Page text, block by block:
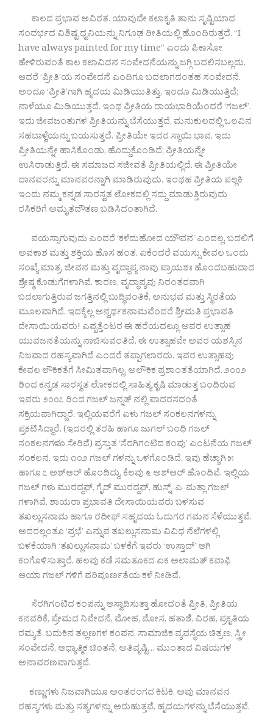
ಕಾಲದ ಪ್ರಭಾವ ಅವಿರತ. ಯಾವುದೇ ಕಲಾಕೃತಿ ತಾನು ಸೃಷ್ಟಿಯಾದ
ಸಂದರ್ಭದ ವಿಶಿಷ್ಟ ಧ್ವನಿಯನ್ನು ನಿಗೂಢ ರೀತಿಯಲ್ಲಿ ಹೊಂದಿರುತ್ತದೆ. “I
have always painted for my time” ಎಂದು ಪಿಕಾಸೋ
ಹೇಳಿರುವಂತೆ ಕಾಲ ಕಲಾವಿದನ ಸಂವೇದನೆಯನ್ನು ಜಗ್ಗಿ ಬದಲಿಸಬಲ್ಲದು.
ಆದರೆ ‘ಪ್ರೀತಿ’ಯ ಸಂವೇದನೆ ಎಂದಿಗೂ ಬದಲಾಗದಂತಹ ಸಂವೇದನೆ.
ಅಂದೂ ‘ಪ್ರೀತಿ’ಗಾಗಿ ಹೃದಯ ಮಿಡಿಯುತಿತ್ತು, ಇಂದೂ ಮಿಡಿಯುತ್ತಿದೆ;
ನಾಳೆಯೂ ಮಿಡಿಯುತ್ತದೆ. ಇಂಥ ಪ್ರೀತಿಯ ರಾಯಭಾರಿಯೆಂದರೆ ‘ಗಜಲ್’.
ಇದು ಜೀವಜಂತುಗಳ ಪ್ರೀತಿಯನ್ನು ಬೆಸೆಯುತ್ತದೆ, ಮನುಕುಲದಲ್ಲಿ ಒಲವಿನ
ಸಹಬಾಳ್ವೆಯನ್ನು ಬಯಸುತ್ತದೆ. ಪ್ರೀತಿಯೇ ಇದರ ಸ್ಥಾಯಿ ಭಾವ. ಇದು
ಪ್ರೀತಿಯನ್ನೇ ಹಾಸಿಕೊಂಡು, ಹೊದ್ದುಕೊಂಡಿದೆ; ಪ್ರೀತಿಯನ್ನೇ
ಉಸಿರಾಡುತ್ತಿದೆ. ಈ ಸಮಾಜದ ಸಜೀವತೆ ಪ್ರೀತಿಯಲ್ಲಿದೆ. ಈ ಪ್ರೀತಿಯೇ
ದಾನವರನ್ನು ಮಾನವರನ್ನಾಗಿ ಮಾಡಿರುವುದು. ಇಂಥಹ ಪ್ರೀತಿಯ ಪಲ್ಲಕಿ
ಇಂದು ನಮ್ಮ ಕನ್ನಡ ಸಾರಸ್ವತ ಲೋಕದಲ್ಲಿ ಸದ್ದು ಮಾಡುತ್ತಿರುವುದು
ರಸಿಕರಿಗೆ ಅಮೃತದೌತಣ ಬಡಿಸಿದಂತಾಗಿದೆ.
ವಯಸ್ಸಾಗುವುದು ಎಂದರೆ ‘ಕಳೆದುಹೋದ ಯೌವನ’ ಎಂದಲ್ಲ, ಬದಲಿಗೆ
ಅವಕಾಶ ಮತ್ತು ಶಕ್ತಿಯ ಹೊಸ ಹಂತ. ಏಕೆಂದರೆ ವಯಸ್ಸು ಕೇವಲ ಒಂದು
ಸಂಖ್ಯೆ ಮಾತ್ರ. ಜೀವನ ಮತ್ತು ವೃದ್ಧಾಪ್ಯ ನಾವು ಪ್ರಾಯಶಃ ಹೊಂದಬಹುದಾದ
ಶ್ರೇಷ್ಠ ಕೊಡುಗೆಗಳಾಗಿವೆ. ಕಾರಣ, ವೃದ್ಧಾಪ್ಯವು ನಿರಂತರವಾಗಿ
ಬದಲಾಗುತ್ತಿರುವ ಜಗತ್ತಿನಲ್ಲಿ ಬುದ್ಧಿವಂತಿಕೆ, ಅನುಭವ ಮತ್ತು ಸ್ಥಿರತೆಯ
ಮೂಲವಾಗಿದೆ. ಇದಕ್ಕೆಲ್ಲ ಅನ್ವರ್ಥಕನಾಮವೆಂದರೆ ಶ್ರೀಮತಿ ಪ್ರಭಾವತಿ
ದೇಸಾಯಿಯವರು! ಎಪ್ಪತ್ತೆಂಟರ ಈ ಹರೆಯದಲ್ಲೂ ಅವರ ಉತ್ಸಾಹ
ಯುವಜನತೆಯನ್ನು ನಾಚಿಸುವಂತಿದೆ. ಈ ಉತ್ಸಾಹವೇ ಅವರ ಯಶಸ್ಸಿನ
ನಿಜವಾದ ರಹಸ್ಯವಾಗಿದೆ ಎಂದರೆ ತಪ್ಪಾಗಲಾರದು. ಇವರ ಉತ್ಸಾಹವು
ಕೇವಲ ಲೌಕಿಕತೆಗೆ ಸೀಮಿತವಾಗಿಲ್ಲ, ಅಲೌಕಿಕ ಪ್ರಶಾಂತತೆಯಾಗಿದೆ. ೨೦೦೨
ರಿಂದ ಕನ್ನಡ ಸಾರಸ್ವತ ಲೋಕದಲ್ಲಿ ಸಾಹಿತ್ಯ ಕೃಷಿ ಮಾಡುತ್ತ ಬಂದಿರುವ
ಇವರು ೨೦೦೭ ರಿಂದ ಗಜಲ್ ಜನ್ನತ್ ನಲ್ಲಿ ಪಾದರಸದಂತೆ
ಸಕ್ರಿಯವಾಗಿದ್ದಾರೆ. ಇಲ್ಲಿಯವರೆಗೆ ಏಳು ಗಜಲ್ ಸಂಕಲನಗಳನ್ನು
ಪ್ರಕಟಿಸಿದ್ದಾರೆ. (ಇದರಲ್ಲಿ ತರಹಿ ಹಾಗೂ ಜುಗಲ್ ಬಂಧಿ ಗಜಲ್
ಸಂಕಲನಗಳೂ ಸೇರಿವೆ) ಪ್ರಸ್ತುತ ‘ಸೆರಗಿಗಂಟಿದ ಕಂಪು’ ಎಂಟನೆಯ ಗಜಲ್
ಸಂಕಲನ. ಇದು ೧೦೨ ಗಜಲ್ ಗಳನ್ನು ಒಳಗೊಂಡಿದೆ. ಇವು ಹೆಚ್ಚಾಗಿ ೫
ಹಾಗೂ ೭ ಅಶ್ಆರ್ ಹೊಂದಿದ್ದು, ಕೆಲವು ೬ ಅಶ್ಆರ್ ಹೊಂದಿವೆ. ಇಲ್ಲಿಯ
ಗಜಲ್ ಗಳು ಮುರದ್ಧಫ್, ಗೈರ್ ಮುರದ್ದಫ್, ಹುಸ್ನ್-ಎ-ಮತ್ಲಾ ಗಜಲ್
ಗಳಾಗಿವೆ. ಶಾಯರಾ ಪ್ರಭಾವತಿ ದೇಸಾಯಿಯವರು ಬಳಸುವ
ತಖಲ್ಲುಸನಾಮ ಹಾಗೂ ರದೀಫ್ ಸಹೃದಯ ಓದುಗರ ಗಮನ ಸೆಳೆಯುತ್ತವೆ.
ಅದರಲ್ಲಂತೂ ‘ಪ್ರಭೆ’ ಎನ್ನುವ ತಖಲ್ಲುಸನಾಮ ವಿವಿಧ ನೆಲೆಗಳಲ್ಲಿ
ಬಳಕೆಯಾಗಿ ‘ತಖಲ್ಲುಸನಾಮ’ ಬಳಕೆಗೆ ಇವರು ‘ಉಸ್ತಾದ್’ ಆಗಿ
ಕಂಗೊಳಿಸುತ್ತಾರೆ. ಹಲವು ಕಡೆ ಸಮತೂಕದ ಏಕ ಅಲಾಮತ್ ಕವಾಫಿ
ಆಯಾ ಗಜಲ್ ಗಳಿಗೆ ಪರಿಪೂರ್ಣತೆಯ ಕಳೆ ನೀಡಿವೆ.
ಸೆರಗಿಗಂಟಿದ ಕಂಪನ್ನು ಆಸ್ವಾದಿಸುತ್ತಾ ಹೋದಂತೆ ಪ್ರೀತಿ, ಪ್ರೀತಿಯ
ಕನವರಿಕೆ, ಪ್ರೇಮದ ನಿವೇದನೆ, ಮೋಹ, ಮೋಸ, ಹತಾಶೆ, ವಿರಹ, ಪ್ರಕೃತಿಯ
ರಮ್ಯತೆ, ಬದುಕಿನ ತಲ್ಲಣಗಳ ಕಂಪನ, ಸಾಮಾಜಿಕ ವ್ಯವಸ್ಥೆಯ ಚಿತ್ರಣ, ಸ್ತ್ರೀ
ಸಂವೇದನೆ, ಆಧ್ಯಾತ್ಮಿಕ ಚಿಂತನೆ, ಅತಿವೃಷ್ಟಿ… ಮುಂತಾದ ವಿಷಯಗಳ
ಅನಾವರಣವಾಗುತ್ತದೆ.
ಕಣ್ಣುಗಳು ನಿಜವಾಗಿಯೂ ಅಂತರಂಗದ ಕಿಟಕಿ. ಅವು ಮಾನವನ
ರಹಸ್ಯಗಳು ಮತ್ತು ಸತ್ಯಗಳನ್ನು ಅರುಹುತ್ತವೆ, ಹೃದಯಗಳನ್ನು ಬೆಸೆಯುತ್ತವೆ.